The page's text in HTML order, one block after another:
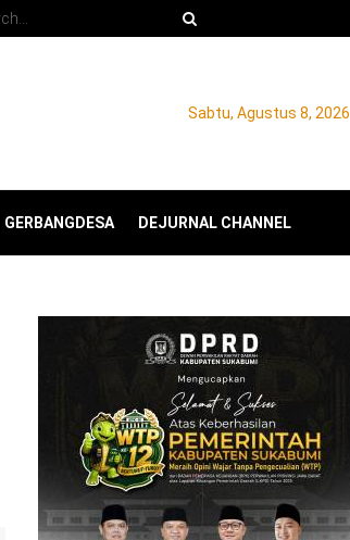
Sabtu, Agustus 8, 2026
GERBANGDESA DEJURNAL CHANNEL